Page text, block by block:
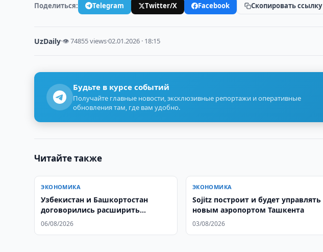
Поделиться: Telegram Twitter/X Facebook Скопировать ссылку
UzDaily·👁 74855 views·02.01.2026 · 18:15
Будьте в курсе событий
Получайте главные новости, эксклюзивные репортажи и оперативные
обновления там, где вам удобно.
Читайте также
ЭКОНОМИКА
Узбекистан и Башкортостан
договорились расширить
деловое сотрудничество
06/08/2026
ЭКОНОМИКА
Sojitz построит и будет управлять
новым аэропортом Ташкента
03/08/2026